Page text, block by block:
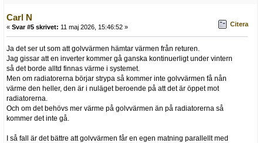
Carl N
« Svar #5 skrivet: 11 maj 2026, 15:46:52 » Citera
Ja det ser ut som att golvvärmen hämtar värmen från returen.
Jag gissar att en inverter kommer gå ganska kontinuerligt under vintern
så det borde alltd finnas värme i systemet.
Men om radiatorerna börjar strypa så kommer inte golvvärmen få nån
värme den heller, den är i nuläget beroende på att det är öppet mot
radiatorerna.
Och om det behövs mer värme på golvvärmen än på radiatorerna så
kommer det inte gå.
I så fall är det bättre att golvvärmen får en egen matning parallellt med